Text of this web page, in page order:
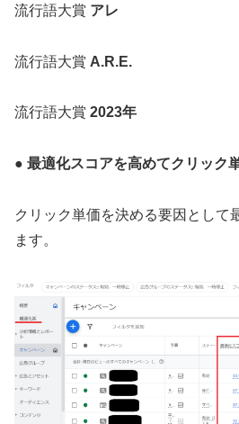
流行語大賞 アレ
流行語大賞 A.R.E.
流行語大賞 2023年
● 最適化スコアを高めてクリック
クリック単価を決める要因として
ます。